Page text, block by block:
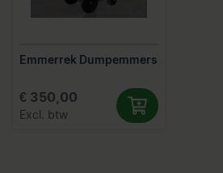
Emmerrek Dumpemmers
€ 350,00
Excl. btw